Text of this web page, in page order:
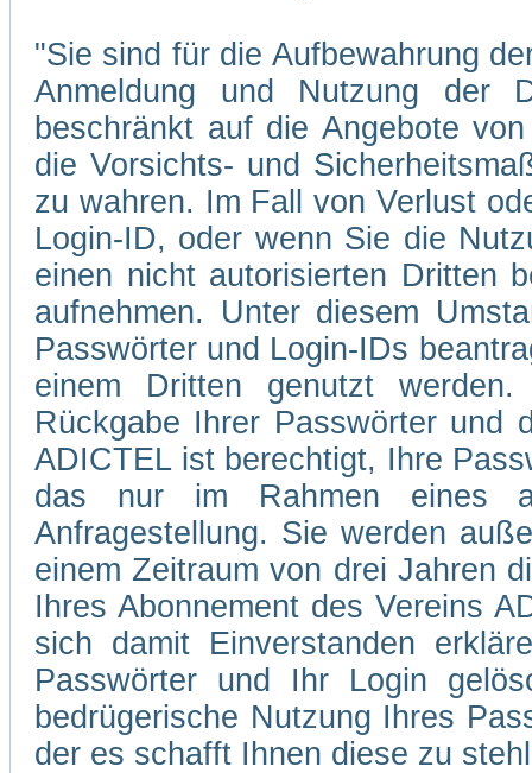
"Sie sind für die Aufbewahrung
Anmeldung und Nutzung der
beschränkt auf die Angebote
die Vorsichts- und
zu wahren. Im Fall von Verlust
Login-ID, oder wenn Sie die
einen nicht autorisierten Dritten
aufnehmen. Unter diesem
Passwörter und Login-IDs
einem Dritten genutzt
Rückgabe Ihrer Passwörter und
ADICTEL ist berechtigt, Ihre
das nur im Rahmen eines
Anfragestellung. Sie werden
einem Zeitraum von drei Jahren
Ihres Abonnement des Vereins
sich damit Einverstanden
Passwörter und Ihr Login
bedrügerische Nutzung Ihres
der es schafft Ihnen diese zu